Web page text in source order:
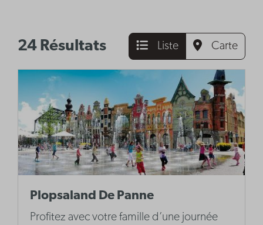
24 Résultats Liste Carte
Plopsaland De Panne
Profitez avec votre famille d’une journée